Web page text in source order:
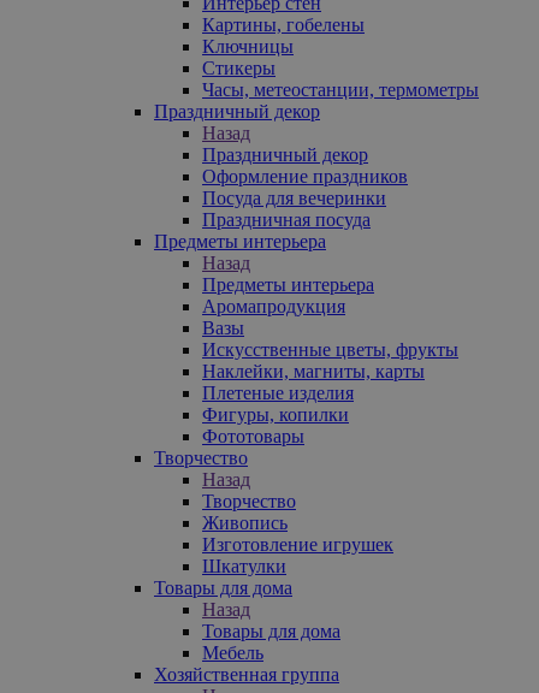
Картины, гобелены
Ключницы
Стикеры
Часы, метеостанции, термометры
Праздничный декор
Назад
Праздничный декор
Оформление праздников
Посуда для вечеринки
Праздничная посуда
Предметы интерьера
Назад
Предметы интерьера
Аромапродукция
Вазы
Искусственные цветы, фрукты
Наклейки, магниты, карты
Плетеные изделия
Фигуры, копилки
Фототовары
Творчество
Назад
Творчество
Живопись
Изготовление игрушек
Шкатулки
Товары для дома
Назад
Товары для дома
Мебель
Хозяйственная группа